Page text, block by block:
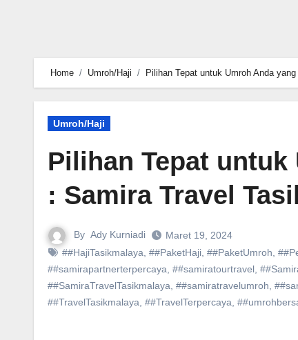
Home Umroh/Haji Pilihan Tepat untuk Umroh Anda
Umroh/Haji
Pilihan Tepat untuk
: Samira Travel
By Ady Kurniadi
Maret 19, 2024
##HajiTasikmalaya ##PaketHaji ##PaketUmroh
##samirapartnerterpercaya ##samiratourtravel
##SamiraTravelTasikmalaya ##samiratravelumroh
##TravelTasikmalaya ##TravelTerpercaya